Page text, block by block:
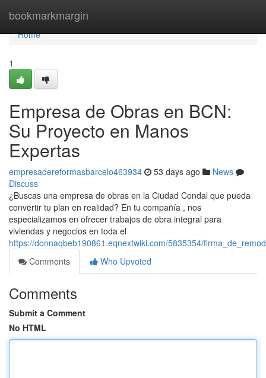
bookmarkmargin
Home
Home
1
Empresa de Obras en BCN:
Su Proyecto en Manos
Expertas
empresadereformasbarcelo463934 53 days ago
News
Discuss
¿Buscas una empresa de obras en la Ciudad Condal que pueda
convertir tu plan en realidad? En tu compañía , nos
especializamos en ofrecer trabajos de obra integral para
viviendas y negocios en toda el
https://donnaqbeb190861.eqnextwiki.com/5835354/
Comments
Who Upvoted
Comments
Submit a Comment
No HTML